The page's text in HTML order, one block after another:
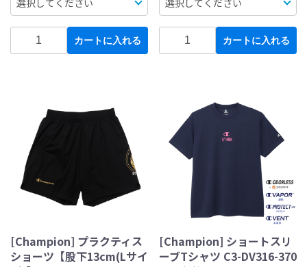
カートに入れる カートに入れる
[Champion] プラクティス
ショーツ【股下13cm(Lサイ
[Champion] ショートスリ
ーブTシャツ C3-DV316-370